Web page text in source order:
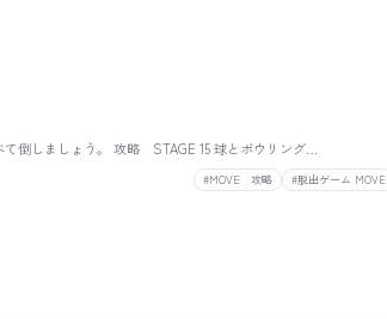
倒しましょう。 攻略 STAGE 15 球とボウリング…
#MOVE 攻略 #脱出ゲーム MOVE